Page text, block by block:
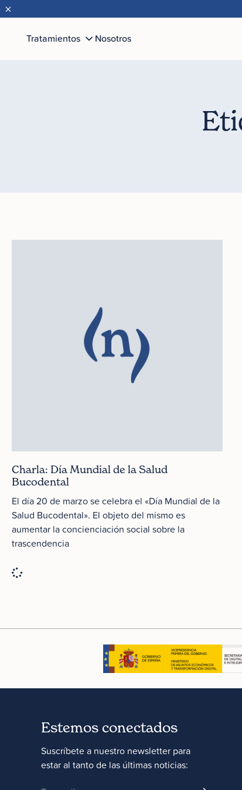
×
Tratamientos Nosotros
Charla: Día Mundial de la Salud
Bucodental
El día 20 de marzo se celebra el «Día Mundial de la
Salud Bucodental». El objeto del mismo es
aumentar la concienciación social sobre la
trascendencia
Estemos conectados
Suscríbete a nuestro newsletter para
estar al tanto de las últimas noticias: